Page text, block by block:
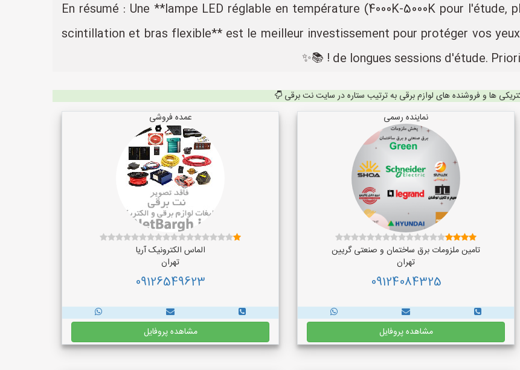
En résumé : Une **lampe LED réglable en température (4000K-5000K pour l'étude,
scintillation et bras flexible** est le meilleur investissement pour protéger vos
de longues sessions d'étude.
ها و فروشنده های لوازم برقی به ترتیب ستاره در سایت نت برقی
نماینده رسمی
تامین ملزومات برق ساختمان و صنعتی گریین
تهران
09124084325
مشاهده پروفایل
عمده فروشی
الماس الکترونیک آریا
تهران
09126549623
مشاهده پروفایل